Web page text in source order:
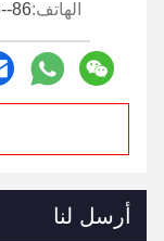
الهاتف:86--18929294698
أرسل لنا